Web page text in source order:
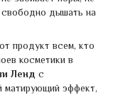
свободно дышать на
продукт всем, кто
косметики в
Ленд с
матирующий эффект,